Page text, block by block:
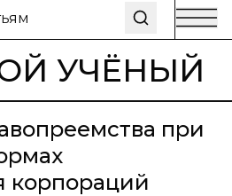
УЧЁНЫЙ
при
корпораций